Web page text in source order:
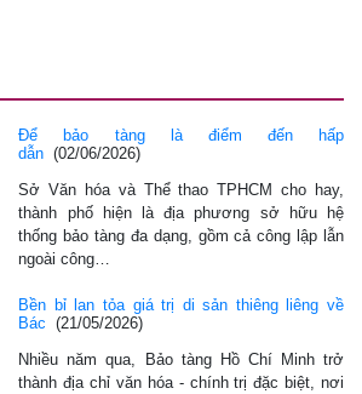
Để bảo tàng là điểm đến hấp
dẫn (02/06/2026)
Sở Văn hóa và Thể thao TPHCM cho hay,
thành phố hiện là địa phương sở hữu hệ
thống bảo tàng đa dạng, gồm cả công lập lẫn
ngoài công…
Bền bỉ lan tỏa giá trị di sản thiêng liêng về
Bác
(21/05/2026)
Nhiều năm qua, Bảo tàng Hồ Chí Minh trở
thành địa chỉ văn hóa - chính trị đặc biệt, nơi